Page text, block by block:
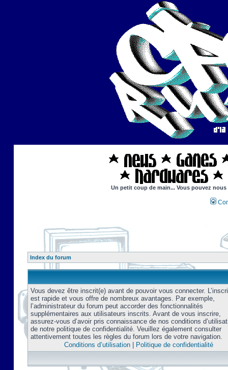
Un petit coup de main... Vous pouvez
Index du forum
Vous devez être inscrit(e) avant de pouvoir vous connecter.
est rapide et vous offre de nombreux avantages. Par exemple,
l’administrateur du forum peut accorder des fonctionnalités
supplémentaires aux utilisateurs inscrits. Avant de vous inscrire,
assurez-vous d’avoir pris connaissance de nos conditions
de notre politique de confidentialité. Veuillez également consulter
attentivement toutes les règles du forum lors de votre navigation.
Conditions d’utilisation| Politique de confidentialité